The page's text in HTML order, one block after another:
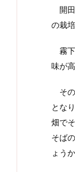
開
の栽
霧
味が
そ
とな
畑で
そば
ょうか